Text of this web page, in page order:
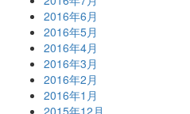
2016年6月
2016年5月
2016年4月
2016年3月
2016年2月
2016年1月
2015年12月